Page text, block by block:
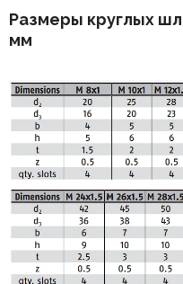
Размеры круглых
мм